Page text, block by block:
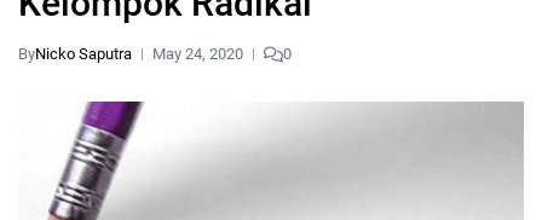
ByNicko Saputra May 24, 2020 0